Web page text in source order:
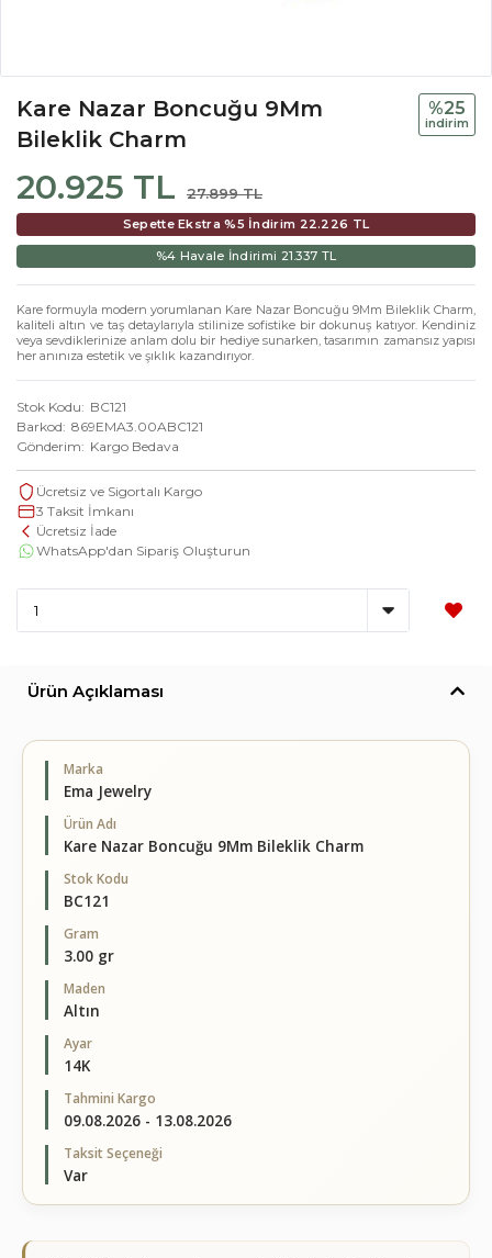
Kare Nazar Boncuğu 9Mm
Bileklik Charm
20.925 TL 27.899 TL
%25
i̇ndi̇ri̇m
Sepette Ekstra %5 İndirim 22.226 TL
%4 Havale İndirimi 21.337 TL
Kare formuyla modern yorumlanan Kare Nazar Boncuğu 9Mm Bileklik Charm,
kaliteli altın ve taş detaylarıyla stilinize sofistike bir dokunuş katıyor. Kendiniz
veya sevdiklerinize anlam dolu bir hediye sunarken, tasarımın zamansız yapısı
her anınıza estetik ve şıklık kazandırıyor.
Stok Kodu
BC121
Barkod 869EMA3.00ABC121
Gönderim
Kargo Bedava
Ücretsiz ve Sigortalı Kargo
3 Taksit İmkanı
Ücretsiz İade
WhatsApp'dan Sipariş Oluşturun
Ürün Açıklaması
Marka
Ema Jewelry
Ürün Adı
Kare Nazar Boncuğu 9Mm Bileklik Charm
Stok Kodu
BC121
Gram
3.00 gr
Maden
Altın
Ayar
14K
Tahmini Kargo
09.08.2026 - 13.08.2026
Taksit Seçeneği
Var